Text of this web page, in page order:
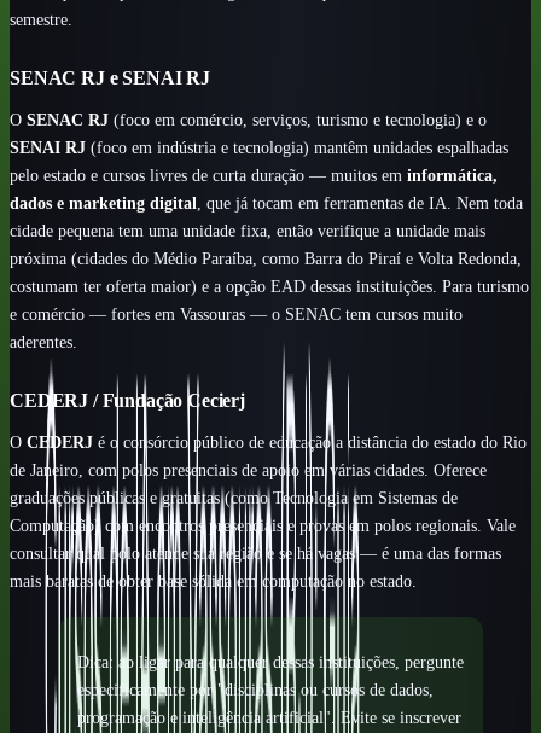
semestre.
SENAC RJ e SENAI RJ
O SENAC RJ (foco em comércio, serviços, turismo e tecnologia) e o
SENAI RJ (foco em indústria e tecnologia) mantêm unidades espalhadas
pelo estado e cursos livres de curta duração — muitos em informática,
dados e marketing digital , que já tocam em ferramentas de IA. Nem toda
cidade pequena tem uma unidade fixa, então verifique a unidade mais
próxima (cidades do Médio Paraíba, como Barra do Piraí e Volta Redonda,
costumam ter oferta maior) e a opção EAD dessas instituições. Para turismo
e comércio — fortes em Vassouras — o SENAC tem cursos muito
aderentes.
CEDERJ / Fundação Cecierj
O CEDERJ é o consórcio público de educação a distância do estado do Rio
de Janeiro, com polos presenciais de apoio em várias cidades. Oferece
graduações públicas e gratuitas (como Tecnologia em Sistemas de
Computação) com encontros presenciais e provas em polos regionais. Vale
consultar qual polo atende sua região e se há vagas — é uma das formas
mais baratas de obter base sólida em computação no estado.
Dica: ao ligar para qualquer dessas instituições, pergunte
especificamente por "disciplinas ou cursos de dados,
programação e inteligência artificial". Evite se inscrever